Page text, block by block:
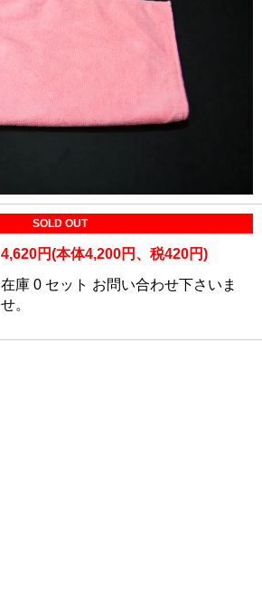
SOLD OUT
4,620円(本体4,200円、税420円)
在庫 0 セット お問い合わせ下さいま
せ。